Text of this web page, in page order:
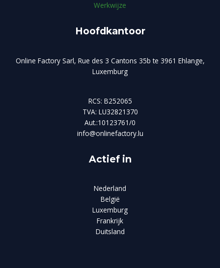
Werkwijze
Hoofdkantoor
Online Factory Sarl, Rue des 3 Cantons 35b te 3961 Ehlange,
Luxemburg
RCS: B252065
TVA: LU32821370
Aut.:10123761/0
info@onlinefactory.lu
Actief in
Nederland
België
Luxemburg
Frankrijk
Duitsland